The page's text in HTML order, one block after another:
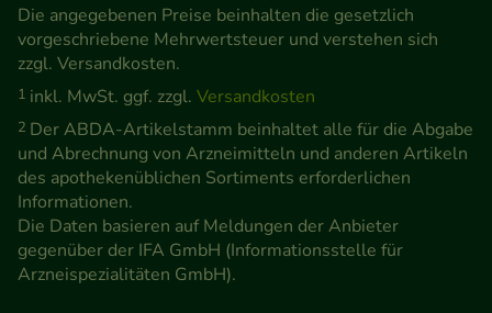
unserer Website sammeln, mit deren Hilfe wir
unsere Website weiter für Sie optimieren können,
den Inhalt auf unserer Website aber auch die
Werbung auf Drittseiten möglichst relevant für Sie
zu gestalten. Bitte beachten Sie, dass Daten hierfür
teilweise an Dritte wie z.B. Google oder soziale
Medien übertragen werden.
Die angegebenen Preise beinhalten die gesetzlich
vorgeschriebene Mehrwertsteuer und verstehen sich
zzgl. Versandkosten.
1 inkl. MwSt. ggf. zzgl. Versandkosten
2 Der ABDA-Artikelstamm beinhaltet alle für die Abgabe
und Abrechnung von Arzneimitteln und anderen Artikeln
des apothekenüblichen Sortiments erforderlichen
Informationen.
Die Daten basieren auf Meldungen der Anbieter
gegenüber der IFA GmbH (Informationsstelle für
Arzneispezialitäten GmbH).